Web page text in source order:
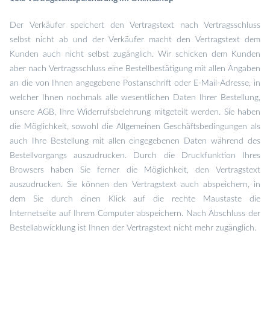
Der Verkäufer speichert den Vertragstext nach Vertragsschluss
selbst nicht ab und der Verkäufer macht den Vertragstext dem
Kunden auch nicht selbst zugänglich. Wir schicken dem Kunden
aber nach Vertragsschluss eine Bestellbestätigung mit allen Angaben
an die von Ihnen angegebene Postanschrift oder E-Mail-Adresse, in
welcher Ihnen nochmals alle wesentlichen Daten Ihrer Bestellung,
unsere AGB, Ihre Widerrufsbelehrung mitgeteilt werden. Sie haben
die Möglichkeit, sowohl die Allgemeinen Geschäftsbedingungen als
auch Ihre Bestellung mit allen eingegebenen Daten während des
Bestellvorgangs auszudrucken. Durch die Druckfunktion Ihres
Browsers haben Sie ferner die Möglichkeit, den Vertragstext
auszudrucken. Sie können den Vertragstext auch abspeichern, in
dem Sie durch einen Klick auf die rechte Maustaste die
Internetseite auf Ihrem Computer abspeichern. Nach Abschluss der
Bestellabwicklung ist Ihnen der Vertragstext nicht mehr zugänglich.